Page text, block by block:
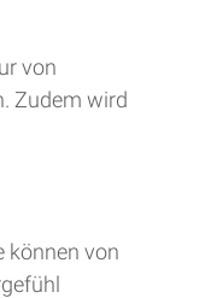
von
Zudem wird
können von